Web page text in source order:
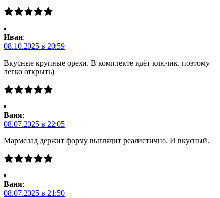
Иван:
08.10.2025 в 20:59
Вкусные крупные орехи. В комплекте идёт ключик, поэтому
легко открыть)
Ваня:
08.07.2025 в 22:05
Мармелад держит форму выглядит реалистично. И вкусный.
Ваня:
08.07.2025 в 21:50